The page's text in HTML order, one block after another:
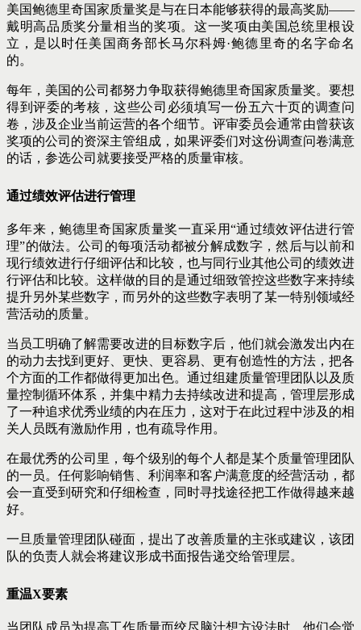
美国鲍德里奇国家质量奖是与在日本能够获得的最高奖励——
戴明高品质奖分量相当的奖项。这一奖项由美国总统里根设
立，是以时任美国商务部长马尔科姆·鲍德里奇的名字命名
的。
每年，美国的公司都努力争取获得鲍德里奇国家质量奖。要想
得到评委的考核，这些公司必须填写一份五六十页的调查问
卷，涉及企业当前运营的各个细节。评审委员会通常由曾获该
奖项的公司的资深主管组成，如果评委们对这份调查问卷满意
的话，参选公司就要接受严格的质量审核。
通过绩效评估进行管理
多年来，鲍德里奇国家质量奖一直采用“通过绩效评估进行管
理”的做法。公司的每项活动都被分解成数字，然后与以前和
现行绩效进行仔细评估和比较，也与同行业其他公司的绩效进
行评估和比较。这样做的目的是通过细致管控这些数字来持续
提升另外某些数字，而另外的这些数字表明了某一特别领域经
营活动的质量。
当员工明确了解需要改进的目标数字后，他们就会激发出内在
的动力去找到更好、更快、更容易、更有创造性的方法，把各
个方面的工作都做得更加出色。通过组建质量管理团队以及质
量控制循环体系，并集中精力去持续改进和提高，管理层形成
了一种追求优秀业绩的内在压力，这对于在此过程中涉及的相
关人员既有激励作用，也有疏导作用。
在最优秀的公司里，每个级别的每个人都是某个质量管理团队
的一员。任何影响销售、利润率和客户满意度的经营活动，都
会一直受到研究和仔细检查，同时寻找途径把工作做得越来越
好。
一旦质量管理团队碰面，提出了改善质量的主张或建议，该团
队的负责人就会将建议形成书面报告递交给管理层。
重温X要素
当团队成员为提高工作质量而绞尽脑汁想方设法时，他们会觉